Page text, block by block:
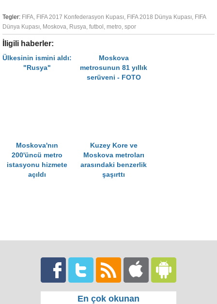
Tegler: FIFA, FIFA 2017 Konfederasyon Kupası, FIFA 2018 Dünya Kupası, FIFA
Dünya Kupası, Moskova, Rusya, futbol , metro, spor
İligili haberler:
Ülkesinin ismini aldı:
"Rusya"
Moskova
metrosunun 81 yıllık
serüveni - FOTO
Moskova'nın
200'üncü metro
istasyonu hizmete
açıldı
Kuzey Kore ve
Moskova metroları
arasındaki benzerlik
şaşırttı
En çok okunan